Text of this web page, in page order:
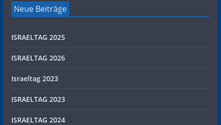
Neue Beiträge
ISRAELTAG 2025
ISRAELTAG 2026
Israeltag 2023
ISRAELTAG 2023
ISRAELTAG 2024